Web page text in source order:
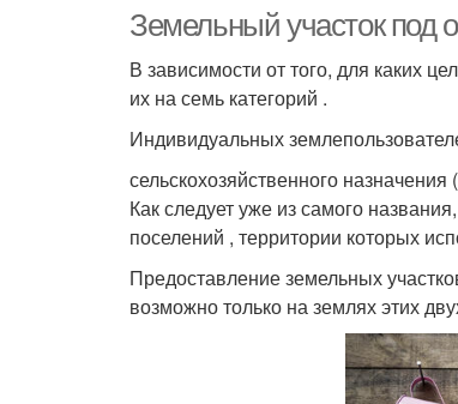
Земельный участок под
В зависимости от того, для каких
их на семь категорий .
Индивидуальных
сельскохозяйственного
Как следует уже из самого
поселений , территории которых
Предоставление земельных
возможно только на землях этих